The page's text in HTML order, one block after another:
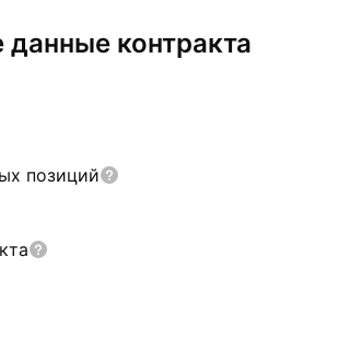
контракта
позиций